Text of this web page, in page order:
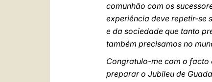
comunhão com os
experiência deve repetir-se
e da sociedade que tanto
também precisamos no
Congratulo-me com o facto
preparar o Jubileu de